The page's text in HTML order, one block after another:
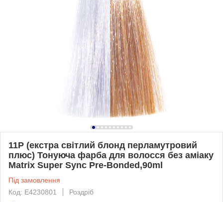
11P (екстра світлий блонд перламутровий
плюс) Тонуюча фарба для волосся без аміаку
Matrix Super Sync Pre-Bonded,90ml
Під замовлення
Код: E4230801
Роздріб